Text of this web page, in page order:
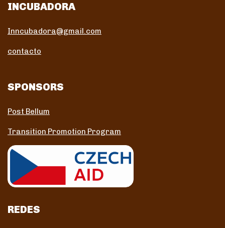
INCUBADORA
Inncubadora@gmail.com
contacto
SPONSORS
Post Bellum
Transition Promotion Program
REDES